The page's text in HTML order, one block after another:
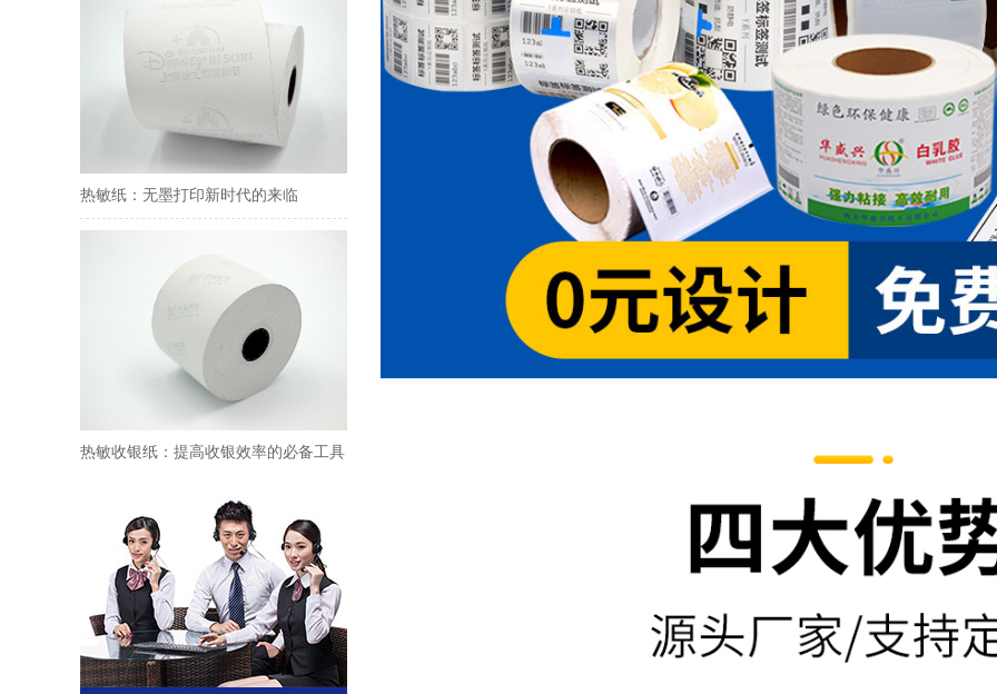
热敏纸：无墨打印新时代的来临
热敏收银纸：提高收银效率的必备工具